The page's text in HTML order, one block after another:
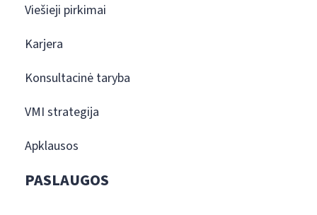
Viešieji pirkimai
Karjera
Konsultacinė taryba
VMI strategija
Apklausos
PASLAUGOS